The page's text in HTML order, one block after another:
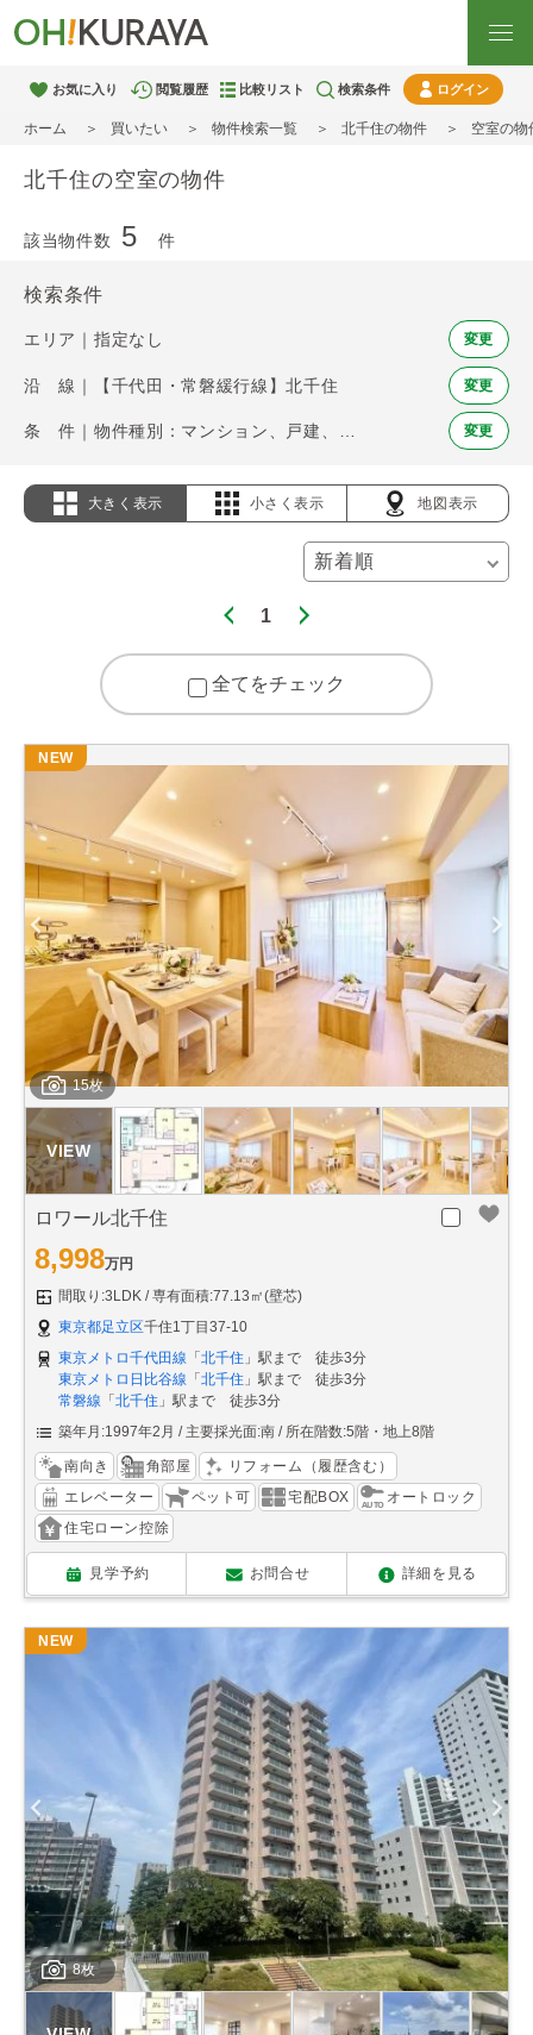
お気に入り 閲覧履歴 比較リスト 検索条件 ログイン
ホーム 買いたい 物件検索一覧 北千住の物件 空室の物
北千住の空室の物件
該当物件数 5 件
検索条件
エリア｜指定なし 変更
沿 線｜【千代田・常磐緩行線】北千住 変更
変更
大きく表示 小さく表示 地図表示
1
全てをチェック
15枚
NEW
ロワール北千住
8,998万円
間取り:3LDK
専有面積:77.13㎡(壁芯)
東京都足立区千住1丁目37-10
東京メトロ千代田線 「 北千住 」駅まで 徒歩3分
東京メトロ日比谷線 「 北千住 」駅まで 徒歩3分
常磐線 「 北千住 」駅まで 徒歩3分
築年月:1997年2月
主要採光面:南 所在階数:5階・地上8階
南向き 角部屋
リフォーム（履歴含む）
エレベーター
ペット可 宅配BOX
オートロック
住宅ローン控除
見学予約 お問合せ 詳細を見る
8枚
NEW